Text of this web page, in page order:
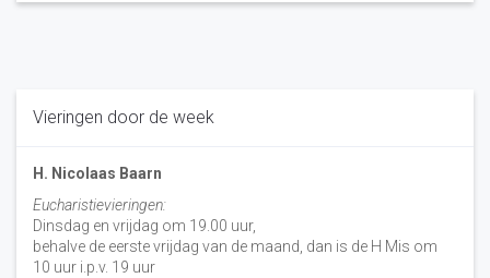
Vieringen door de week
H. Nicolaas Baarn
Eucharistievieringen:
Dinsdag en vrijdag om 19.00 uur,
behalve de eerste vrijdag van de maand, dan is de H Mis om
10 uur i.p.v. 19 uur